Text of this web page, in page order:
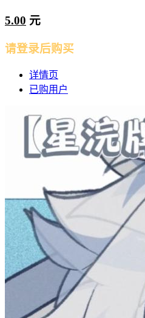
5.00 元
请登录后购买
详情页
已购用户